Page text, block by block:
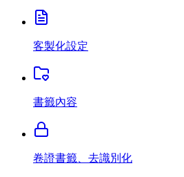
客製化設定
書籤內容
卷證書籤、去識別化